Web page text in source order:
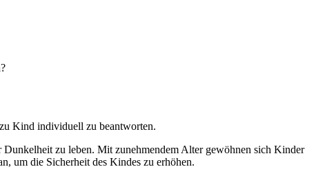
Kind individuell zu beantworten.
zu leben. Mit zunehmendem Alter gewöhnen sich Kinder
um die Sicherheit des Kindes zu erhöhen.